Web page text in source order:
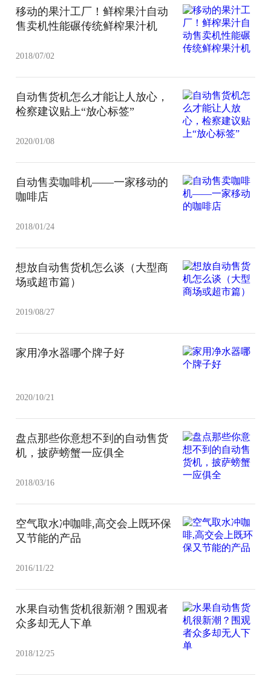
移动的果汁工厂！鲜榨果汁自动
售卖机性能碾传统鲜榨果汁机
2018/07/02
自动售货机怎么才能让人放心，
检察建议贴上“放心标签”
2020/01/08
自动售卖咖啡机——一家移动的
咖啡店
2018/01/24
想放自动售货机怎么谈（大型商
场或超市篇）
2019/08/27
家用净水器哪个牌子好
2020/10/21
盘点那些你意想不到的自动售货
机，披萨螃蟹一应俱全
2018/03/16
空气取水冲咖啡,高交会上既环保
又节能的产品
2016/11/22
水果自动售货机很新潮？围观者
众多却无人下单
2018/12/25